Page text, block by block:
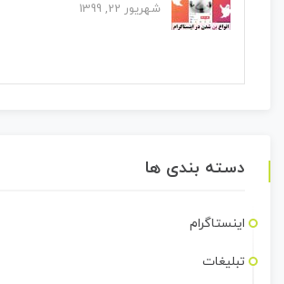
شهریور 22, 1399
دسته بندی ها
اینستاگرام
تبلیغات